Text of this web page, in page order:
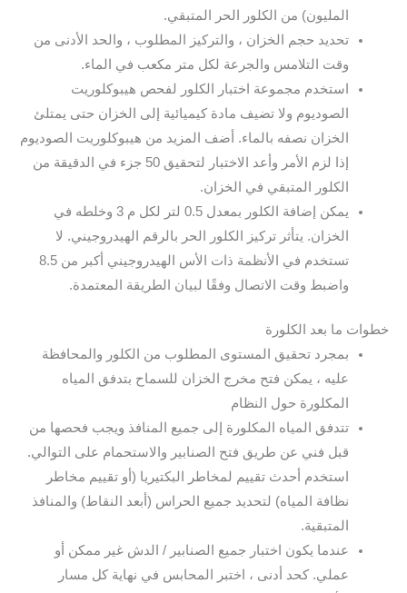
المليون) من الكلور الحر المتبقي.
تحديد حجم الخزان ، والتركيز المطلوب ، والحد الأدنى من
وقت التلامس والجرعة لكل متر مكعب في الماء.
استخدم مجموعة اختبار الكلور لفحص هيبوكلوريت
الصوديوم ولا تضيف مادة كيميائية إلى الخزان حتى يمتلئ
الخزان نصفه بالماء. أضف المزيد من هيبوكلوريت الصوديوم
إذا لزم الأمر وأعد الاختبار لتحقيق 50 جزء في الدقيقة من
الكلور المتبقي في الخزان.
يمكن إضافة الكلور بمعدل 0.5 لتر لكل م 3 وخلطه في
الخزان. يتأثر تركيز الكلور الحر بالرقم الهيدروجيني. لا
تستخدم في الأنظمة ذات الأس الهيدروجيني أكبر من 8.5
واضبط وقت الاتصال وفقًا لبيان الطريقة المعتمدة.
خطوات ما بعد الكلورة
بمجرد تحقيق المستوى المطلوب من الكلور والمحافظة
عليه ، يمكن فتح مخرج الخزان للسماح بتدفق المياه
المكلورة حول النظام
تتدفق المياه المكلورة إلى جميع المنافذ ويجب فحصها من
قبل فني عن طريق فتح الصنابير والاستحمام على التوالي.
استخدم أحدث تقييم لمخاطر البكتيريا (أو تقييم مخاطر
نظافة المياه) لتحديد جميع الحراس (أبعد النقاط) والمنافذ
المتبقية.
عندما يكون اختبار جميع الصنابير / الدش غير ممكن أو
عملي. كحد أدنى ، اختبر المحابس في نهاية كل مسار